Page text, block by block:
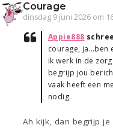
Courage
dinsdag 9 juni 2026 om
Appie888
courage, ja…ben
ik werk in de
begrijp jou
vaak heeft een
nodig.
Ah kijk, dan begrijp je